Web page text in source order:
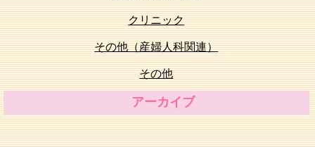
クリニック
その他（産婦人科関連）
その他
アーカイブ